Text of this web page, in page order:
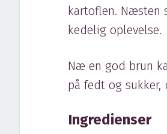
kartoflen. Næsten
kedelig oplevelse.
Næ en god brun
på fedt og
Ingredienser